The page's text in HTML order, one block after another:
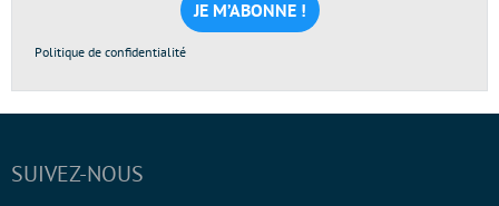
*
Politique de confidentialité
SUIVEZ-NOUS